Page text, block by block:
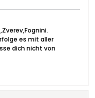
es mit aller
dich nicht von